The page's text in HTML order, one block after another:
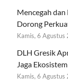
Mencegah
Dorong
Kamis, 6
DLH Gresik
Jaga
Kamis, 6